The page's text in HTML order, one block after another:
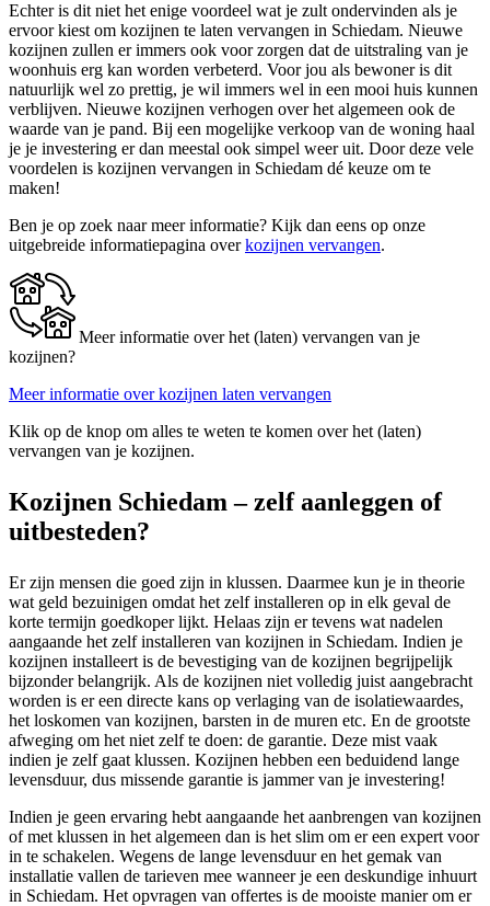
Echter is dit niet het enige voordeel wat je zult ondervinden als je
ervoor kiest om kozijnen te laten vervangen in Schiedam. Nieuwe
kozijnen zullen er immers ook voor zorgen dat de uitstraling van je
woonhuis erg kan worden verbeterd. Voor jou als bewoner is dit
natuurlijk wel zo prettig, je wil immers wel in een mooi huis kunnen
verblijven. Nieuwe kozijnen verhogen over het algemeen ook de
waarde van je pand. Bij een mogelijke verkoop van de woning haal
je je investering er dan meestal ook simpel weer uit. Door deze vele
voordelen is kozijnen vervangen in Schiedam dé keuze om te
maken!
Ben je op zoek naar meer informatie? Kijk dan eens op onze
uitgebreide informatiepagina overkozijnen vervangen.
Meer informatie over het (laten) vervangen van je
kozijnen?
Meer informatie over kozijnen laten vervangen
Klik op de knop om alles te weten te komen over het (laten)
vervangen van je kozijnen.
Kozijnen Schiedam – zelf aanleggen of
uitbesteden?
Er zijn mensen die goed zijn in klussen. Daarmee kun je in theorie
wat geld bezuinigen omdat het zelf installeren op in elk geval de
korte termijn goedkoper lijkt. Helaas zijn er tevens wat nadelen
aangaande het zelf installeren van kozijnen in Schiedam. Indien je
kozijnen installeert is de bevestiging van de kozijnen begrijpelijk
bijzonder belangrijk. Als de kozijnen niet volledig juist aangebracht
worden is er een directe kans op verlaging van de isolatiewaardes,
het loskomen van kozijnen, barsten in de muren etc. En de grootste
afweging om het niet zelf te doen: de garantie. Deze mist vaak
indien je zelf gaat klussen. Kozijnen hebben een beduidend lange
levensduur, dus missende garantie is jammer van je investering!
Indien je geen ervaring hebt aangaande het aanbrengen van kozijnen
of met klussen in het algemeen dan is het slim om er een expert voor
in te schakelen. Wegens de lange levensduur en het gemak van
installatie vallen de tarieven mee wanneer je een deskundige inhuurt
in Schiedam. Het opvragen van offertes is de mooiste manier om er